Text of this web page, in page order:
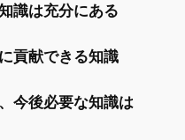
識は充分にある
貢献できる知識
今後必要な知識は